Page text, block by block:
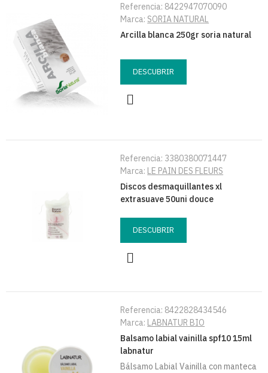
Referencia: 8422947070090
Marca: SORIA NATURAL
Arcilla blanca 250gr soria natural
DESCUBRIR
Referencia: 3380380071447
Marca: LE PAIN DES FLEURS
Discos desmaquillantes xl
extrasuave 50uni douce
DESCUBRIR
Referencia: 8422828434546
Marca: LABNATUR BIO
Balsamo labial vainilla spf10 15ml
labnatur
Bálsamo Labial Vainilla con manteca